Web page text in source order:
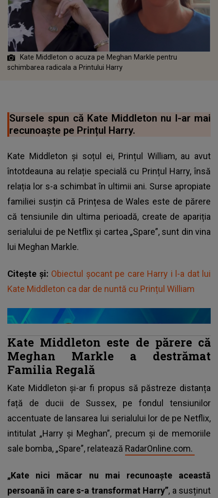
Kate Middleton o acuza pe Meghan Markle pentru
schimbarea radicala a Printului Harry
Sursele spun că Kate Middleton nu l-ar mai
recunoaște pe Prințul Harry.
Kate Middleton și soțul ei, Prințul William, au avut
întotdeauna au relație specială cu Prințul Harry, însă
relația lor s-a schimbat în ultimii ani. Surse apropiate
familiei susțin că Prințesa de Wales este de părere
că tensiunile din ultima perioadă, create de apariția
serialului de pe Netflix și cartea „Spare”, sunt din vina
lui Meghan Markle.
Citește și: Obiectul șocant pe care Harry i l-a dat lui
Kate Middleton ca dar de nuntă cu Prințul William
Kate Middleton este de părere că
Meghan Markle a destrămat
Familia Regală
Kate Middleton și-ar fi propus să păstreze distanța
față de ducii de Sussex, pe fondul tensiunilor
accentuate de lansarea lui serialului lor de pe Netflix,
intitulat „Harry și Meghan”, precum și de memoriile
sale bomba, „Spare”, relatează RadarOnline.com.
„Kate nici măcar nu mai recunoaște această
persoană în care s-a transformat Harry”, a susținut